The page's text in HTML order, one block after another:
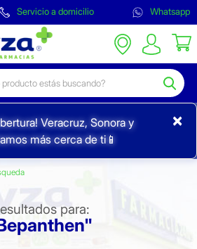
Servicio a domicilio Whatsapp
Veracruz, Sonora y
más cerca de ti📱
×
para: